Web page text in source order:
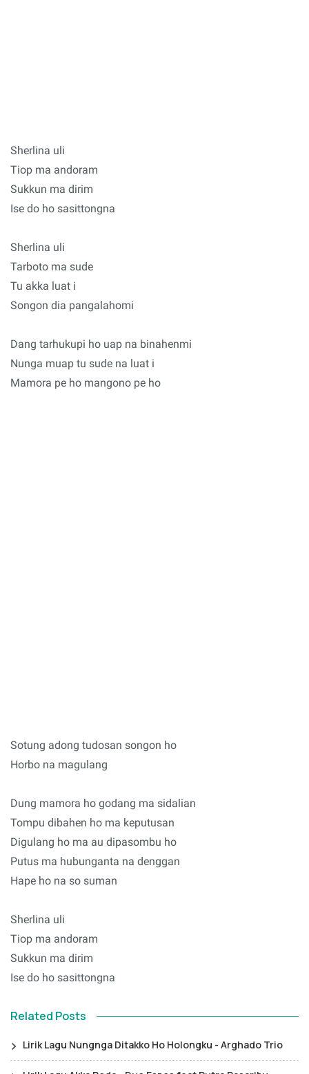
Sherlina uli
Tiop ma andoram
Sukkun ma dirim
Ise do ho sasittongna
Sherlina uli
Tarboto ma sude
Tu akka luat i
Songon dia pangalahomi
Dang tarhukupi ho uap na binahenmi
Nunga muap tu sude na luat i
Mamora pe ho mangono pe ho
Sotung adong tudosan songon ho
Horbo na magulang
Dung mamora ho godang ma sidalian
Tompu dibahen ho ma keputusan
Digulang ho ma au dipasombu ho
Putus ma hubunganta na denggan
Hape ho na so suman
Sherlina uli
Tiop ma andoram
Sukkun ma dirim
Ise do ho sasittongna
Related Posts
Lirik Lagu Nungnga Ditakko Ho Holongku - Arghado Trio